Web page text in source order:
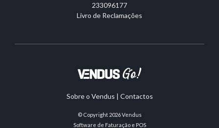
233096177
Livro de Reclamações
Sobre o Vendus | Contactos
© Copyright 2026Vendus
Software de Faturação e POS